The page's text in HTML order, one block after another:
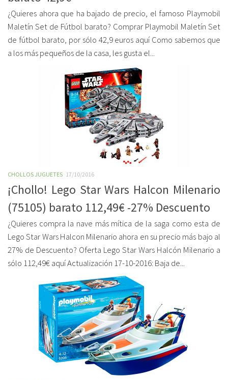
¿Quieres ahora que ha bajado de precio, el famoso Playmobil
Maletín Set de Fútbol barato? Comprar Playmobil Maletín Set
de fútbol barato, por sólo 42,9 euros aquí Como sabemos que
a los más pequeños de la casa, les gusta el...
CHOLLOS JUGUETES 17/10/2016
¡Chollo! Lego Star Wars Halcon Milenario
(75105) barato 112,49€ -27% Descuento
¿Quieres compra la nave más mítica de la saga como esta de
Lego Star Wars Halcon Milenario ahora en su precio más bajo al
27% de Descuento? Oferta Lego Star Wars Halcón Milenario a
sólo 112,49€ aquí Actualización 17-10-2016: Baja de...